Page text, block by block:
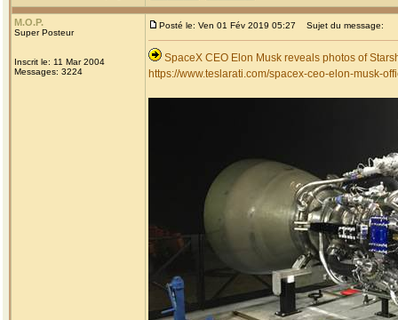
M.O.P.
Super Posteur
Inscrit le: 11 Mar 2004
Messages: 3224
Posté le: Ven 01 Fév 2019 05:27 Sujet du message:
SpaceX CEO Elon Musk reveals photos of
https://www.teslarati.com/spacex-ceo-elon-musk-